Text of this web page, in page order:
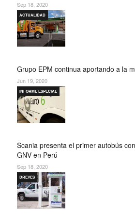
Sep 18, 2020
Grupo EPM continua aportando a la
ACTUALIDAD
Jun 19, 2020
Scania presenta el primer autobús
GNV en Perú
INFORME ESPECIAL
Sep 18, 2020
BREVES